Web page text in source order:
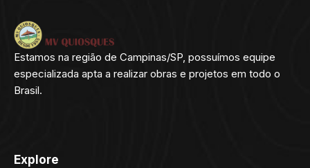
Estamos na região de Campinas/SP, possuímos equipe
especializada apta a realizar obras e projetos em todo o
Brasil.
Explore